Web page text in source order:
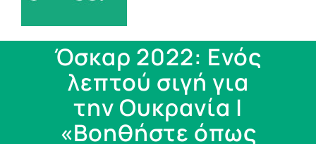
Όσκαρ 2022: Ενός
λεπτού σιγή για
την Ουκρανία |
«Βοηθήστε όπως